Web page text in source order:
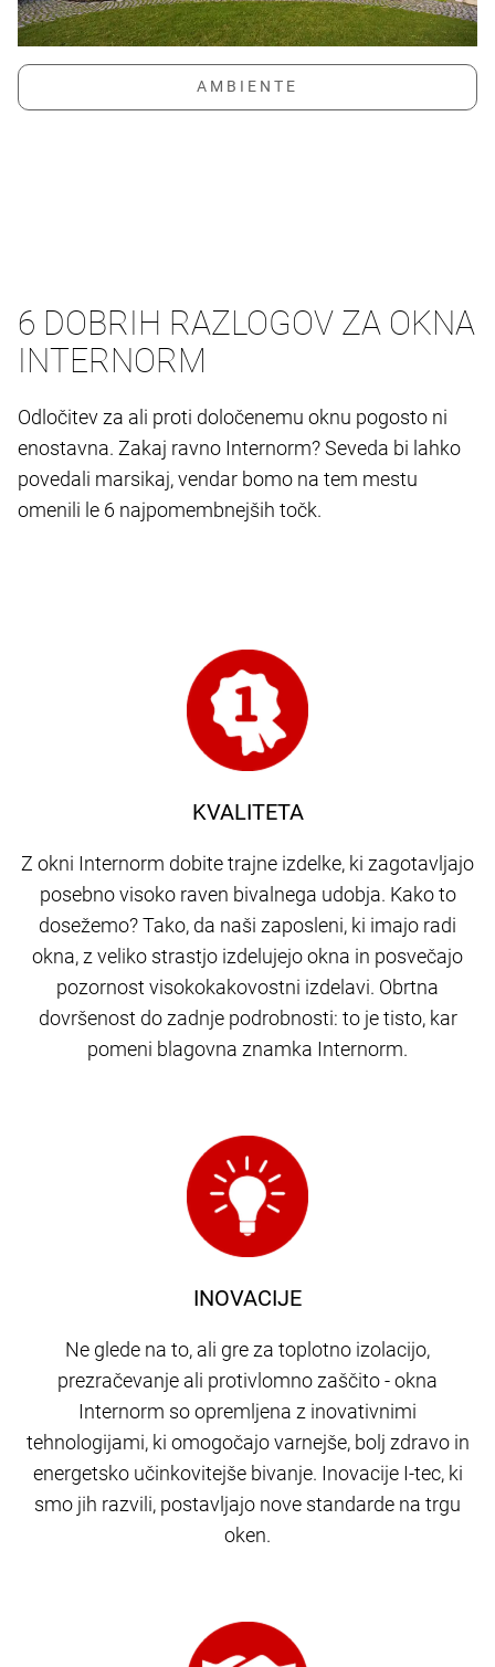
6 DOBRIH RAZLOGOV ZA OKNA
INTERNORM
Odločitev za ali proti določenemu oknu pogosto ni
enostavna. Zakaj ravno Internorm? Seveda bi lahko
povedali marsikaj, vendar bomo na tem mestu
omenili le 6 najpomembnejših točk.
KVALITETA
Z okni Internorm dobite trajne izdelke, ki zagotavljajo
posebno visoko raven bivalnega udobja. Kako to
dosežemo? Tako, da naši zaposleni, ki imajo radi
okna, z veliko strastjo izdelujejo okna in posvečajo
pozornost visokokakovostni izdelavi. Obrtna
dovršenost do zadnje podrobnosti: to je tisto, kar
pomeni blagovna znamka Internorm.
INOVACIJE
Ne glede na to, ali gre za toplotno izolacijo,
prezračevanje ali protivlomno zaščito - okna
Internorm so opremljena z inovativnimi
tehnologijami, ki omogočajo varnejše, bolj zdravo in
energetsko učinkovitejše bivanje. Inovacije I-tec, ki
smo jih razvili, postavljajo nove standarde na trgu
oken.